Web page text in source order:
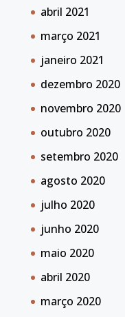
abril 2021
março 2021
janeiro 2021
dezembro 2020
novembro 2020
outubro 2020
setembro 2020
agosto 2020
julho 2020
junho 2020
maio 2020
abril 2020
março 2020